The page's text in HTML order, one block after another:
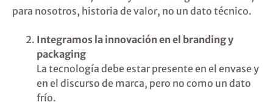
para nosotros, historia de valor, no un dato técnico.
Integramos la innovación en el branding y
packaging
La tecnología debe estar presente en el envase y
en el discurso de marca, pero no como un dato
frío.